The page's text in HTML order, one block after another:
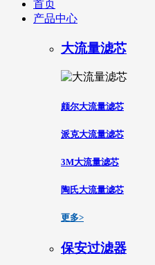
首页
产品中心
大流量滤芯
颇尔大流量滤芯
派克大流量滤芯
3M大流量滤芯
陶氏大流量滤芯
更多>
保安过滤器